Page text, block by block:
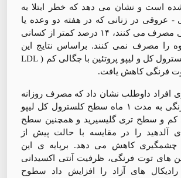
است و نشان می دهد که خطر ابتلا به
- عروقی در زنانی که در هفته دو وعده یا
بیشتر توت فرنگی مصرف می کنند، ۱۴ درصد کمتر از کسانی
را مصرف نمی کنند. براساس نتایج این
پژوهش سطح کلسترول کل و لیپو پروتئین با چگالی کم ( LDL
فرنگی کاهش یافت.
افراد داوطلب نشان داد که مصرف روزانه
۵۰۰ گرم توت فرنگی به مدت ۱ ماه سطح کلسترول كل لیپو
کم و سطح تری گلیسیرید و همچنین سطح
آلدهید را در مقایسه با حالت پیش از
کاهش می دهد. برپایه ی این
های توت فرنگی، ظرفیت آنتی اکسیدانی
های آزاد را افزایش داد سطوح